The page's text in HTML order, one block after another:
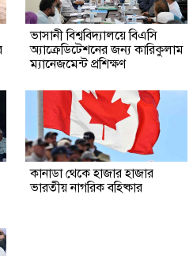
ভাসানী বিশ্ববিদ্যালয়ে বিএসি
অ্যাক্রেডিটেশনের জন্য কারিকুলাম
ম্যানেজমেন্ট প্রশিক্ষণ
কানাডা থেকে হাজার হাজার
ভারতীয় নাগরিক বহিষ্কার